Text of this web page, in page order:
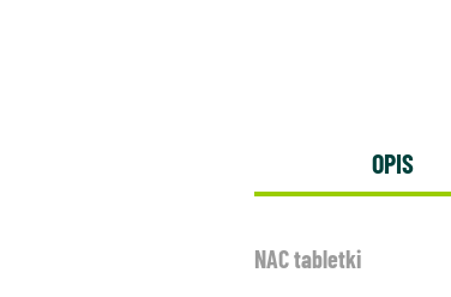
OPIS
NAC tabletki